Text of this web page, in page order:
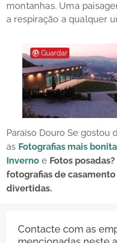
montanhas. Uma
a respiração a qualquer
Guardar
Paraíso Douro Se gostou
as Fotografias mais
Inverno e Fotos
fotografias de
divertidas.
Contacte com as